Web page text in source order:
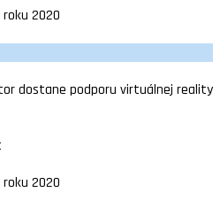
roku 2020
dostane podporu virtuálnej reality
roku 2020